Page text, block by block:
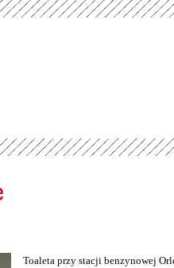
Przejdź
Toaleta przy stacji benzynowej